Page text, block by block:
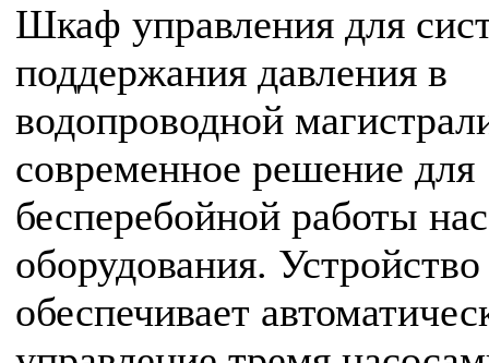
Шкаф управления для
поддержания давления в
водопроводной
современное решение для
бесперебойной работы
оборудования. Устройство
обеспечивает